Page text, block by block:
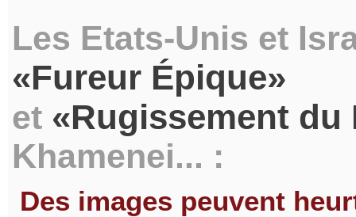
Les Etats-Unis et
Fureur Épique
et Rugissement du
Khamenei... :
Des images peuvent